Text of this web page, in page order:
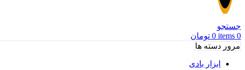
جستجو
0
items
0 تومان
مرور دسته ها
ابزار بادی